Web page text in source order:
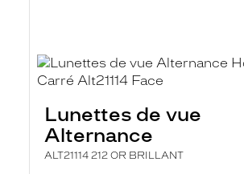
Lunettes de vue
Alternance
ALT21114 212 OR BRILLANT